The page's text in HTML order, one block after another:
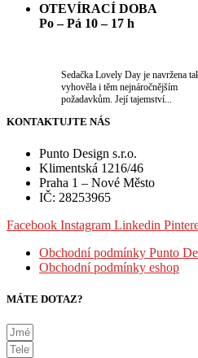
Sedačka Lovely Day je navržena
vyhověla i těm nejnáročnějším
požadavkům. Její tajemství...
OTEVÍRACÍ DOBA
Po – Pá 10 – 17 h
KONTAKTUJTE NÁS
Punto Design s.r.o.
Klimentská 1216/46
Praha 1 – Nové Město
IČ: 28253965
Facebook Instagram Linkedin
Obchodní podmínky Punto
Obchodní podmínky eshop
MÁTE DOTAZ?